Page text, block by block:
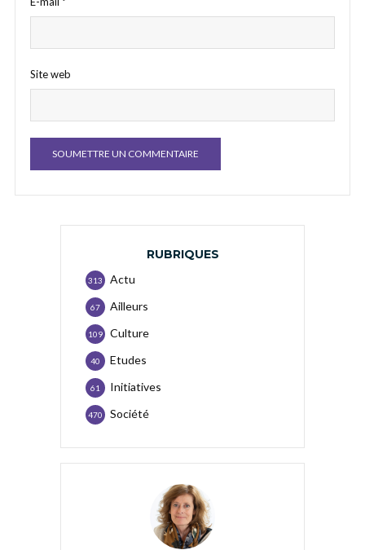
Site web
RUBRIQUES
Actu
313
Ailleurs
67
Culture
109
Etudes
40
Initiatives
61
Société
470